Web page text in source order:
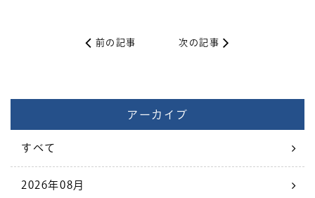
前の記事 次の記事
アーカイブ
すべて
2026年08月